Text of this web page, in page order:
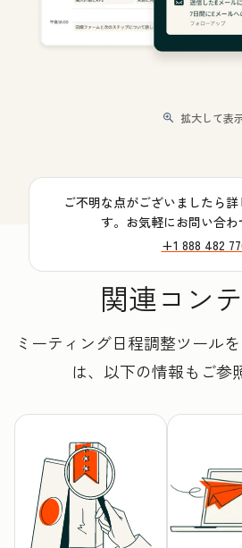
拡大して表
ご不明な点がございましたら
す。お気軽にお問い合わ
+1 888 482
関連コン
ミーティング日程調整ツール
は、以下の情報もご参